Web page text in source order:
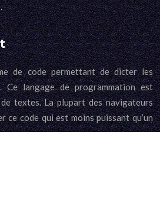
de code permettant de dicter les
Ce langage de programmation est
textes. La plupart des navigateurs
code qui est moins puissant qu’un